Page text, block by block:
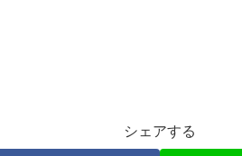
シェアする